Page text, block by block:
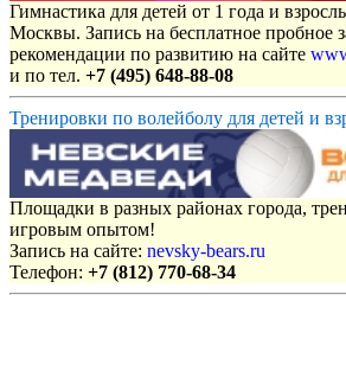
Гимнастика для детей от 1 года и
Москвы. Запись на бесплатное пробное
рекомендации по развитию на сайте
и по тел. +7 (495) 648-88-08
Тренировки по волейболу для детей и
Площадки в разных районах города,
игровым опытом!
Запись на сайте: nevsky-bears.ru
Телефон: +7 (812) 770-68-34